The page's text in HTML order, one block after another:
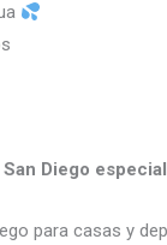
Diego
para casas y